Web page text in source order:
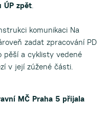
ÚP zpět.
komunikaci Na
zadat zpracování PD
pěší a cyklisty vedené
v její zúžené části.
MČ Praha 5 přijala